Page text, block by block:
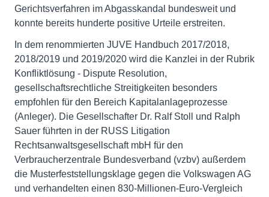
Gerichtsverfahren im Abgasskandal bundesweit und
konnte bereits hunderte positive Urteile erstreiten.
In dem renommierten JUVE Handbuch 2017/2018,
2018/2019 und 2019/2020 wird die Kanzlei in der Rubrik
Konfliktlösung - Dispute Resolution,
gesellschaftsrechtliche Streitigkeiten besonders
empfohlen für den Bereich Kapitalanlageprozesse
(Anleger). Die Gesellschafter Dr. Ralf Stoll und Ralph
Sauer führten in der RUSS Litigation
Rechtsanwaltsgesellschaft mbH für den
Verbraucherzentrale Bundesverband (vzbv) außerdem
die Musterfeststellungsklage gegen die Volkswagen AG
und verhandelten einen 830-Millionen-Euro-Vergleich